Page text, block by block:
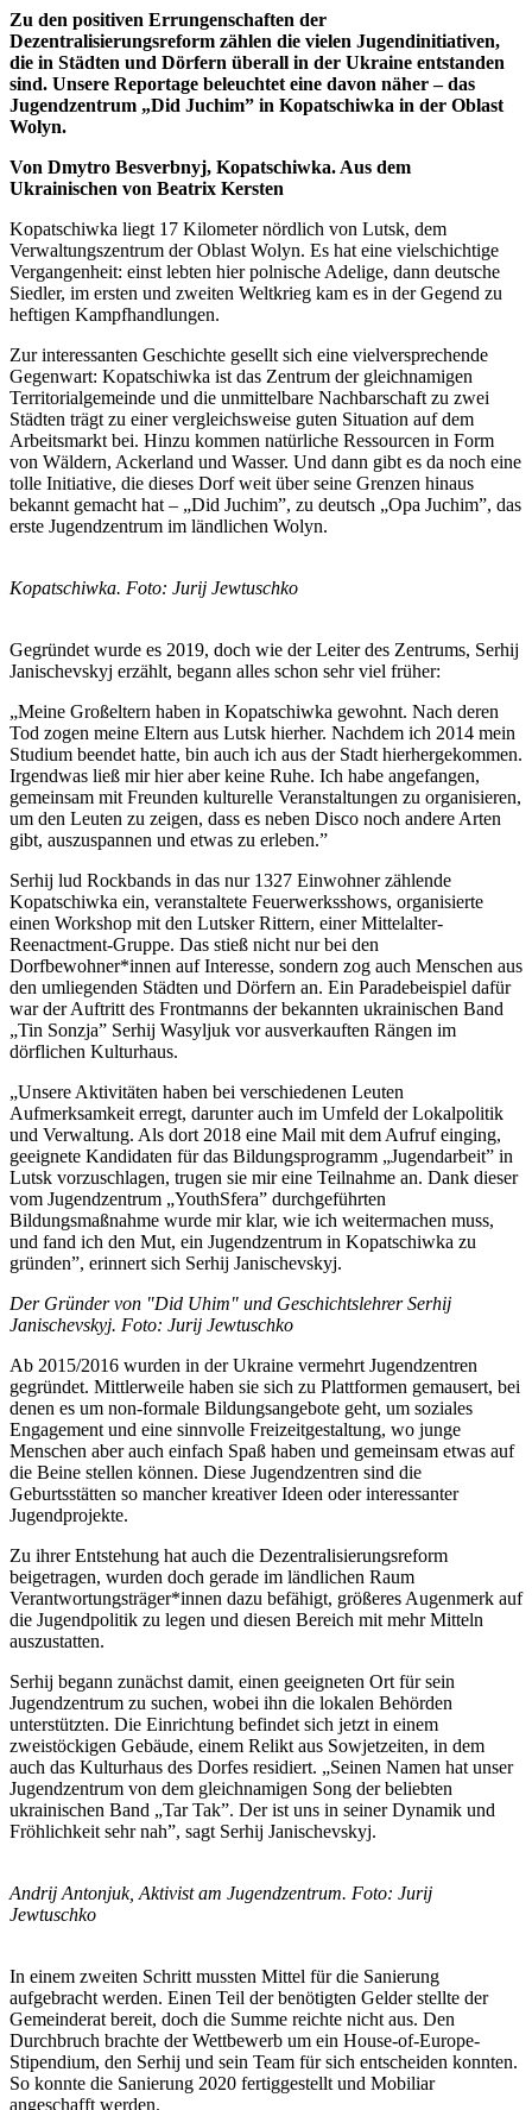
Zu den positiven Errungenschaften der
Dezentralisierungsreform zählen die vielen Jugendinitiativen,
die in Städten und Dörfern überall in der Ukraine entstanden
sind. Unsere Reportage beleuchtet eine davon näher – das
Jugendzentrum „Did Juchim” in Kopatschiwka in der Oblast
Wolyn.
Von Dmytro Besverbnyj, Kopatschiwka. Aus dem
Ukrainischen von Beatrix Kersten
Kopatschiwka liegt 17 Kilometer nördlich von Lutsk, dem
Verwaltungszentrum der Oblast Wolyn. Es hat eine vielschichtige
Vergangenheit: einst lebten hier polnische Adelige, dann deutsche
Siedler, im ersten und zweiten Weltkrieg kam es in der Gegend zu
heftigen Kampfhandlungen.
Zur interessanten Geschichte gesellt sich eine vielversprechende
Gegenwart: Kopatschiwka ist das Zentrum der gleichnamigen
Territorialgemeinde und die unmittelbare Nachbarschaft zu zwei
Städten trägt zu einer vergleichsweise guten Situation auf dem
Arbeitsmarkt bei. Hinzu kommen natürliche Ressourcen in Form
von Wäldern, Ackerland und Wasser. Und dann gibt es da noch eine
tolle Initiative, die dieses Dorf weit über seine Grenzen hinaus
bekannt gemacht hat – „Did Juchim”, zu deutsch „Opa Juchim”, das
erste Jugendzentrum im ländlichen Wolyn.
Kopatschiwka. Foto: Jurij Jewtuschko
Gegründet wurde es 2019, doch wie der Leiter des Zentrums, Serhij
Janischevskyj erzählt, begann alles schon sehr viel früher:
„Meine Großeltern haben in Kopatschiwka gewohnt. Nach deren
Tod zogen meine Eltern aus Lutsk hierher. Nachdem ich 2014 mein
Studium beendet hatte, bin auch ich aus der Stadt hierhergekommen.
Irgendwas ließ mir hier aber keine Ruhe. Ich habe angefangen,
gemeinsam mit Freunden kulturelle Veranstaltungen zu organisieren,
um den Leuten zu zeigen, dass es neben Disco noch andere Arten
gibt, auszuspannen und etwas zu erleben.”
Serhij lud Rockbands in das nur 1327 Einwohner zählende
Kopatschiwka ein, veranstaltete Feuerwerksshows, organisierte
einen Workshop mit den Lutsker Rittern, einer Mittelalter-
Reenactment-Gruppe. Das stieß nicht nur bei den
Dorfbewohner*innen auf Interesse, sondern zog auch Menschen aus
den umliegenden Städten und Dörfern an. Ein Paradebeispiel dafür
war der Auftritt des Frontmanns der bekannten ukrainischen Band
„Tin Sonzja” Serhij Wasyljuk vor ausverkauften Rängen im
dörflichen Kulturhaus.
„Unsere Aktivitäten haben bei verschiedenen Leuten
Aufmerksamkeit erregt, darunter auch im Umfeld der Lokalpolitik
und Verwaltung. Als dort 2018 eine Mail mit dem Aufruf einging,
geeignete Kandidaten für das Bildungsprogramm „Jugendarbeit” in
Lutsk vorzuschlagen, trugen sie mir eine Teilnahme an. Dank dieser
vom Jugendzentrum „YouthSfera” durchgeführten
Bildungsmaßnahme wurde mir klar, wie ich weitermachen muss,
und fand ich den Mut, ein Jugendzentrum in Kopatschiwka zu
gründen”, erinnert sich Serhij Janischevskyj.
Der Gründer von "Did Uhim" und Geschichtslehrer Serhij
Janischevskyj. Foto: Jurij Jewtuschko
Ab 2015/2016 wurden in der Ukraine vermehrt Jugendzentren
gegründet. Mittlerweile haben sie sich zu Plattformen gemausert, bei
denen es um non-formale Bildungsangebote geht, um soziales
Engagement und eine sinnvolle Freizeitgestaltung, wo junge
Menschen aber auch einfach Spaß haben und gemeinsam etwas auf
die Beine stellen können. Diese Jugendzentren sind die
Geburtsstätten so mancher kreativer Ideen oder interessanter
Jugendprojekte.
Zu ihrer Entstehung hat auch die Dezentralisierungsreform
beigetragen, wurden doch gerade im ländlichen Raum
Verantwortungsträger*innen dazu befähigt, größeres Augenmerk auf
die Jugendpolitik zu legen und diesen Bereich mit mehr Mitteln
auszustatten.
Serhij begann zunächst damit, einen geeigneten Ort für sein
Jugendzentrum zu suchen, wobei ihn die lokalen Behörden
unterstützten. Die Einrichtung befindet sich jetzt in einem
zweistöckigen Gebäude, einem Relikt aus Sowjetzeiten, in dem
auch das Kulturhaus des Dorfes residiert. „Seinen Namen hat unser
Jugendzentrum von dem gleichnamigen Song der beliebten
ukrainischen Band „Tar Tak”. Der ist uns in seiner Dynamik und
Fröhlichkeit sehr nah”, sagt Serhij Janischevskyj.
Andrij Antonjuk, Aktivist am Jugendzentrum. Foto: Jurij
Jewtuschko
In einem zweiten Schritt mussten Mittel für die Sanierung
aufgebracht werden. Einen Teil der benötigten Gelder stellte der
Gemeinderat bereit, doch die Summe reichte nicht aus. Den
Durchbruch brachte der Wettbewerb um ein House-of-Europe-
Stipendium, den Serhij und sein Team für sich entscheiden konnten.
So konnte die Sanierung 2020 fertiggestellt und Mobiliar
angeschafft werden.